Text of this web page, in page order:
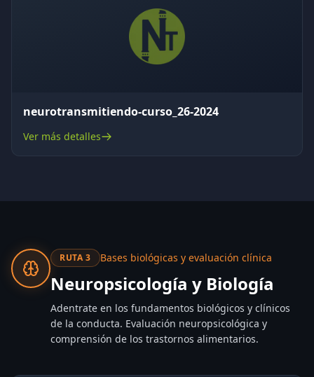
neurotransmitiendo-curso_26-2024
Ver más detalles
RUTA3 Bases biológicas y evaluación clínica
Neuropsicología y Biología
Adentrate en los fundamentos biológicos y clínicos
de la conducta. Evaluación neuropsicológica y
comprensión de los trastornos alimentarios.